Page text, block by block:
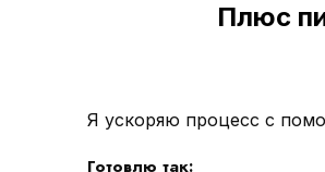
Плюс
Я ускоряю процесс с
Готовлю так: